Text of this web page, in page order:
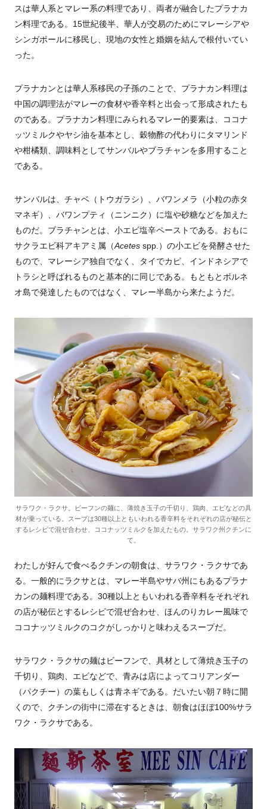
スは華人系とマレー系の料理であり、両者が融合したプラナカ
ン料理である。15世紀後半、華人が交易のためにマレーシアや
シンガポールに移民し、現地の女性と婚姻を結んで根付いてい
った。
プラナカンとは華人系移民の子孫のことで、プラナカン料理は
中国の調理法がマレーの食材や香辛料と出会って形成されたも
のである。プラナカン料理にみられるマレー的要素は、ココナ
ッツミルクやヤシ油を基本とし、穀物酢の代わりにタマリンド
や柑橘類、調味料としてサンバルやブラチャンを多用すること
である。
サンバルは、チャベ（トウガラシ）、バワンメラ（小粒の赤タ
マネギ）、バワンプティ（ニンニク）に塩や砂糖などを加えた
ものだ。ブラチャンとは、小エビ塩辛ペーストである。おもに
サクラエビ科アキアミ属（Acetes spp.）の小エビを発酵させた
もので、マレーシア独自でなく、タイでカピ、インドネシアで
トラシと呼ばれるものと基本的に同じである。もともとボルネ
オ島で発達したものではなく、マレー半島から来たようだ。
サラワク・ラクサ。ビーフンの麺に、薄焼き玉子の千切り、鶏肉、エビなどの具
材が乗っている。スープは30種以上ともいわれる香辛料をそれぞれの店が秘伝と
するレシピで混ぜ合わせ、ココナッツミルクを加えたもの。サラワク州クチンに
て。
わたしが好んで食べるクチンの朝食は、サラワク・ラクサであ
る。一般的にラクサとは、マレー半島やサバ州にもあるプラナ
カンの麺料理である。30種以上ともいわれる香辛料をそれぞれ
の店が秘伝とするレシピで混ぜ合わせ、ほんのりカレー風味で
ココナッツミルクのコクがしっかりと味わえるスープだ。
サラワク・ラクサの麺はビーフンで、具材として薄焼き玉子の
千切り、鶏肉、エビなどで、青みは店によってコリアンダー
（パクチー）の葉もしくは青ネギである。だいたい朝７時に開
くので、クチンの街中に滞在するときは、朝食はほぼ100%サラ
ワク・ラクサである。